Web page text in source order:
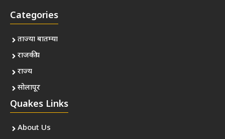
Categories
ताज्या बातम्या
राजकीय
राज्य
सोलापूर
Quakes Links
About Us